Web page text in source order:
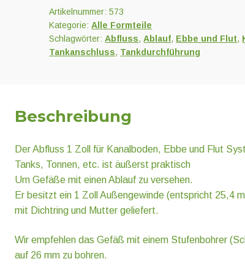
Artikelnummer:573
Kategorie:Alle Formteile
Schlagwörter:Abfluss,Ablauf, Ebbe und Flut,
Tankanschluss, Tankdurchführung
Beschreibung
Der Abfluss 1 Zoll für Kanalboden, Ebbe und Flut
Tanks, Tonnen, etc. ist äußerst praktisch
Um Gefäße mit einen Ablauf zu versehen.
Er besitzt ein 1 Zoll Außengewinde (entspricht 25,4
mit Dichtring und Mutter geliefert.
Wir empfehlen das Gefäß mit einem Stufenbohrer
auf 26 mm zu bohren.